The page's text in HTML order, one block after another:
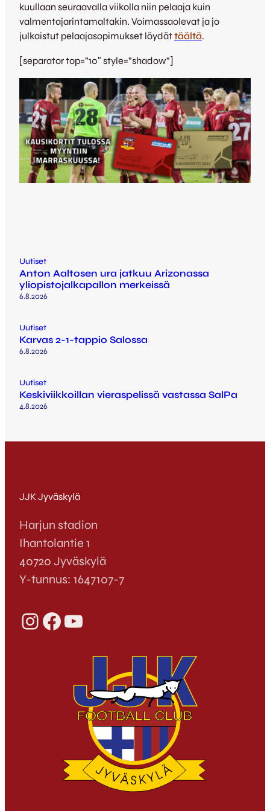
kuullaan seuraavalla viikolla niin pelaaja kuin
valmentajarintamaltakin. Voimassaolevat ja jo
julkaistut pelaajasopimukset löydättäältä.
[separator top=”10″ style=”shadow”]
Uutiset
Anton Aaltosen ura jatkuu Arizonassa
yliopistojalkapallon merkeissä
6.8.2026
Uutiset
Karvas 2-1-tappio Salossa
6.8.2026
Uutiset
Keskiviikkoillan vieraspelissä vastassa SalPa
4.8.2026
JJK Jyväskylä
Harjun stadion
Ihantolantie 1
40720 Jyväskylä
Y-tunnus: 1647107-7
InstagramFacebook YouTube